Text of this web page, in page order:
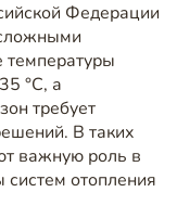
Федерации
температуры
°C, а
требует
В таких
важную роль в
отопления